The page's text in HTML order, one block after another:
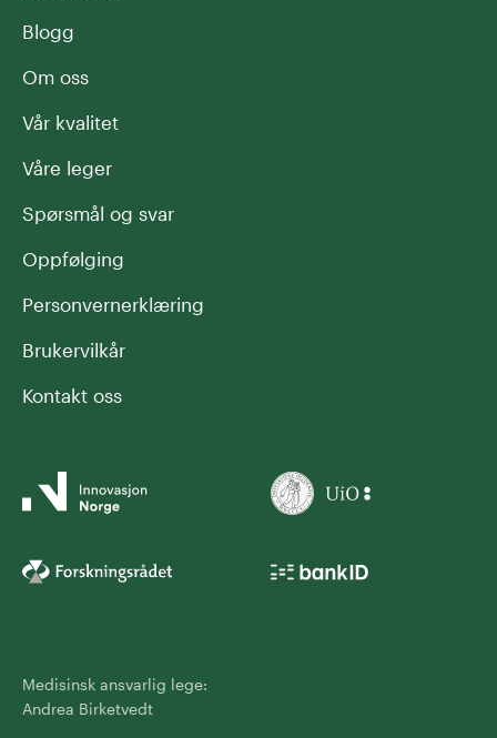
Blogg
Om oss
Vår kvalitet
Våre leger
Spørsmål og svar
Oppfølging
Personvernerklæring
Brukervilkår
Kontakt oss
Medisinsk ansvarlig lege:
Andrea Birketvedt